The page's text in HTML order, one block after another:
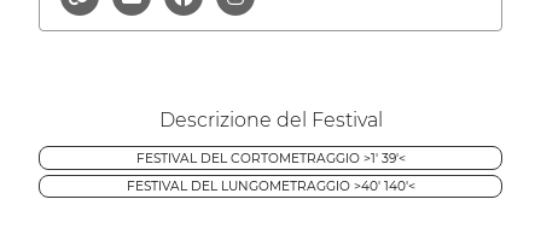
Descrizione del Festival
FESTIVAL DEL CORTOMETRAGGIO >1' 39'<
FESTIVAL DEL LUNGOMETRAGGIO >40' 140'<